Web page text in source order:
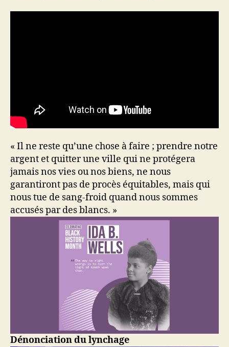
« Il ne reste qu’une chose à faire ; prendre notre
argent et quitter une ville qui ne protégera
jamais nos vies ou nos biens, ne nous
garantiront pas de procès équitables, mais qui
nous tue de sang-froid quand nous sommes
accusés par des blancs. »
Dénonciation du lynchage